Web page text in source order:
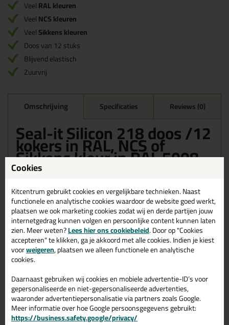
VeelRAL kleuren
VeelNCS kleuren
VeelSikkens kleuren
Doos van 12 stuks
Blijvend elastisch
Zuurvrij
Omschrijving Specificaties Reviews (0)
Seal-it Silicon 218 doos /12
kokers in RAL, NCS of
Sikkens kleur in RAL 5008
Bestel de Seal-it Silicon 218 doos /12 kokers in RAL, NCS of
morgen in huis.
Wil je meer weten over de toepassing en kenmerken van dit
product?Lees alles over dit product >
Gerelateerde producten
Cookies
Kitcentrum gebruikt cookies en vergelijkbare technieken. Naast
functionele en analytische cookies waardoor de website goed werkt,
plaatsen we ook marketing cookies zodat wij en derde partijen jouw
internetgedrag kunnen volgen en persoonlijke content kunnen laten
zien. Meer weten?Lees hier ons cookiebeleid. Door op "Cookies
accepteren" te klikken, ga je akkoord met alle cookies. Indien je kiest
voorweigeren, plaatsen we alleen functionele en analytische
cookies.
Daarnaast gebruiken wij cookies en mobiele advertentie-ID’s voor
gepersonaliseerde en niet-gepersonaliseerde advertenties,
waaronder advertentiepersonalisatie via partners zoals Google.
Meer informatie over hoe Google persoonsgegevens gebruikt:
https://business.safety.google/privacy/